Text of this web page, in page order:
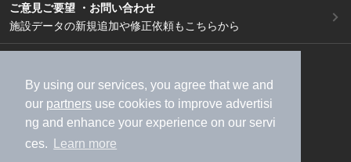
By using our services, you agree that we and
our partners use cookies to improve advertisi
ng and enhance your experience on our servi
ces.
Learn more
ご意見ご要望 ・お問い合わせ
施設データの新規追加や修正依頼もこちらから
加盟店募集（資料請求）
広告出稿のご案内
利用規約
ライフスタイルMEMBERS+規約
特定商取引法に基づく表記
ヘルプ
採用情報
運営会社